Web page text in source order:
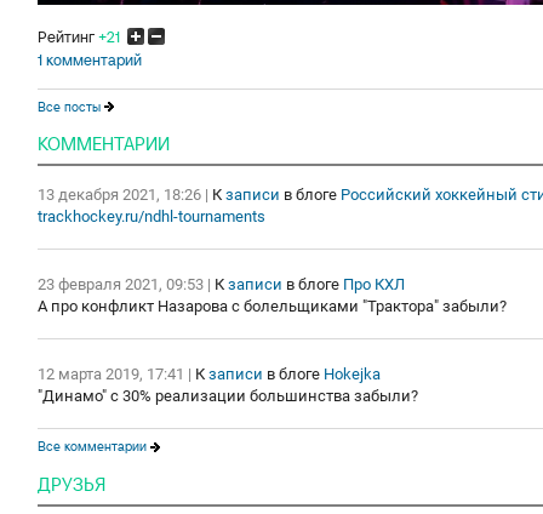
Рейтинг+21
1 комментарий
Все посты
КОММЕНТАРИИ
13 декабря 2021, 18:26 | К записи в блоге Российский хоккейный
trackhockey.ru/ndhl-tournaments
23 февраля 2021, 09:53 | К записи в блоге Про КХЛ
А про конфликт Назарова с болельщиками "Трактора" забыли?
12 марта 2019, 17:41 | К записи в блоге Hokejka
"Динамо" с 30% реализации большинства забыли?
Все комментарии
ДРУЗЬЯ